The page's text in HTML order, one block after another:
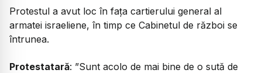
Protestul a avut loc în fața cartierului general al
armatei israeliene, în timp ce Cabinetul de război se
întrunea.
Protestatară: ”Sunt acolo de mai bine de o sută de